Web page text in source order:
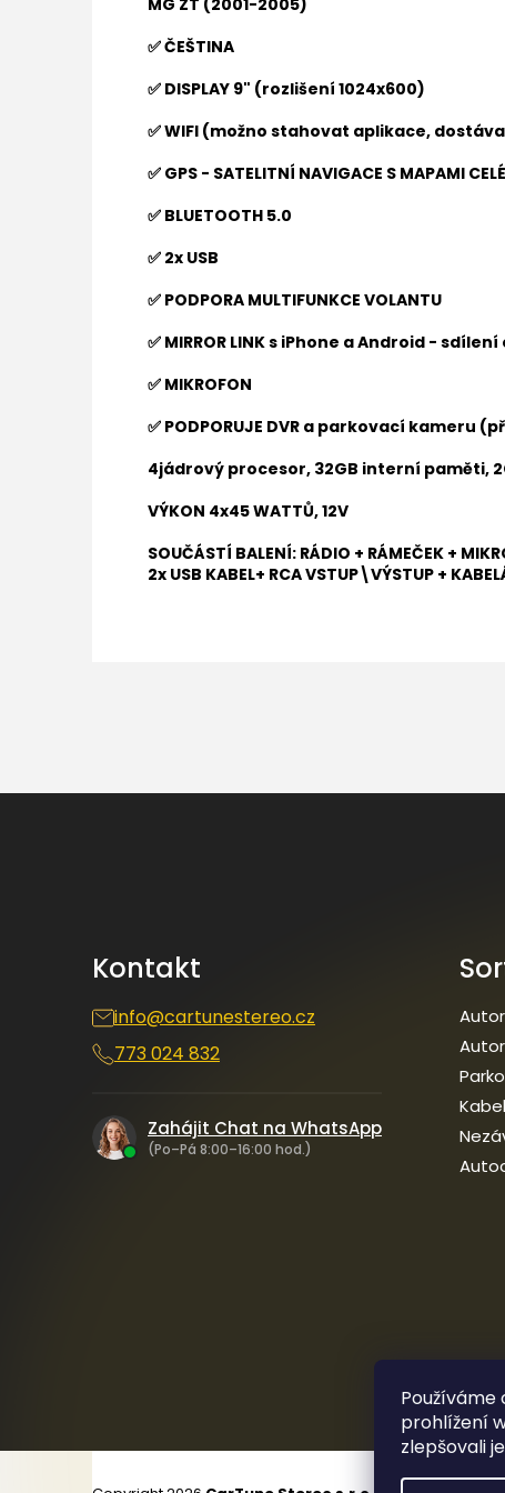
Používáme
prohlížení
zlepšovali
MG ZT (2001-2005)
✅ ČEŠTINA
✅ DISPLAY 9" (rozlišení 1024x600)
✅ WIFI (možno stahovat aplikace,
✅ GPS - SATELITNÍ NAVIGACE S MAPAMI
✅ BLUETOOTH 5.0
✅ 2x USB
✅ PODPORA MULTIFUNKCE VOLANTU
✅ MIRROR LINK s iPhone a Android -
✅ MIKROFON
✅ PODPORUJE DVR a parkovací kameru
4jádrový procesor, 32GB interní paměti,
VÝKON 4x45 WATTŮ, 12V
SOUČÁSTÍ BALENÍ: RÁDIO + RÁMEČEK +
2x USB KABEL+ RCA VSTUP\VÝSTUP +
Kontakt
info@cartunestereo.cz
773 024 832
Zahájit Chat na WhatsApp
(Po–Pá 8:00–16:00 hod.)